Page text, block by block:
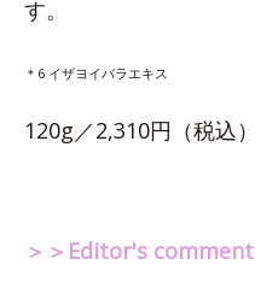
す。
＊6 イザヨイバラエキス
120g／2,310円（税込）
＞＞Editor's comment